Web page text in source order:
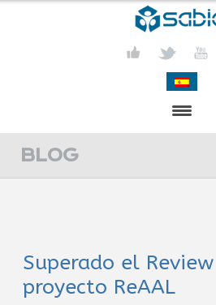
PRESENTATION
ACTIVITIES
MEDIA
BLOG
Superado el
proyecto ReAAL